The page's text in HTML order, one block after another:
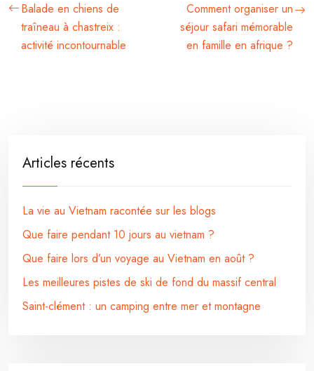
Balade en chiens de
traîneau à chastreix :
activité incontournable
Comment organiser un
séjour safari mémorable
en famille en afrique ?
Articles récents
La vie au Vietnam racontée sur les blogs
Que faire pendant 10 jours au vietnam ?
Que faire lors d’un voyage au Vietnam en août ?
Les meilleures pistes de ski de fond du massif central
Saint-clément : un camping entre mer et montagne